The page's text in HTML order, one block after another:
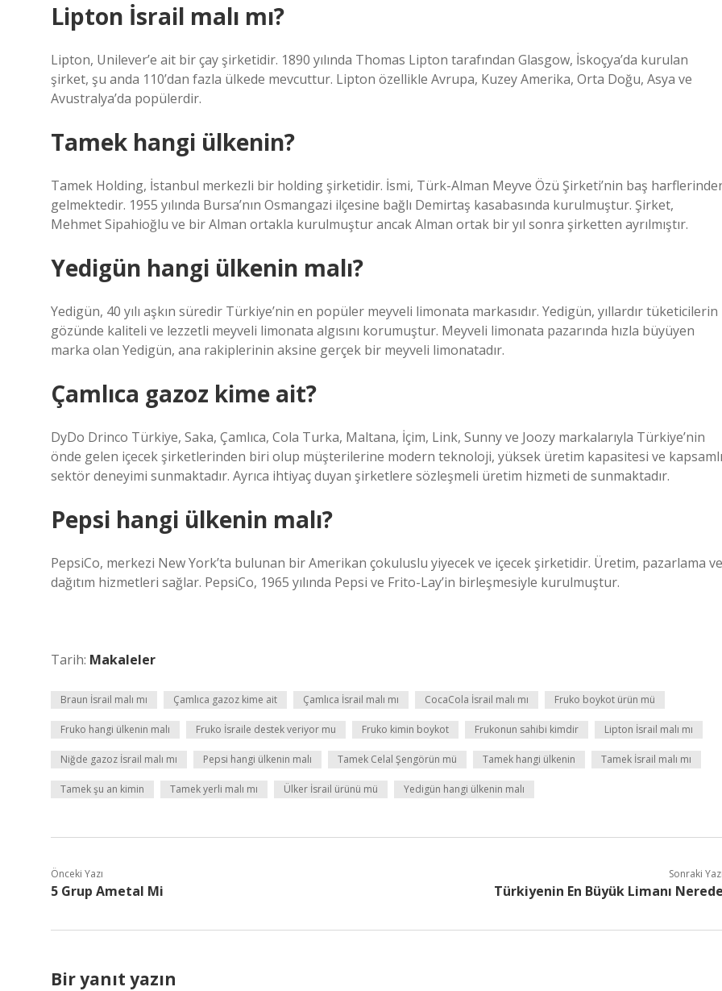
Lipton İsrail malı mı?
Lipton, Unilever’e ait bir çay şirketidir. 1890 yılında Thomas Lipton tarafından Glasgow, İskoçya’da kurulan
şirket, şu anda 110’dan fazla ülkede mevcuttur. Lipton özellikle Avrupa, Kuzey Amerika, Orta Doğu, Asya ve
Avustralya’da popülerdir.
Tamek hangi ülkenin?
Tamek Holding, İstanbul merkezli bir holding şirketidir. İsmi, Türk-Alman Meyve Özü Şirketi’nin baş
gelmektedir. 1955 yılında Bursa’nın Osmangazi ilçesine bağlı Demirtaş kasabasında kurulmuştur. Şirket,
Mehmet Sipahioğlu ve bir Alman ortakla kurulmuştur ancak Alman ortak bir yıl sonra şirketten ayrılmıştır.
Yedigün hangi ülkenin malı?
Yedigün, 40 yılı aşkın süredir Türkiye’nin en popüler meyveli limonata markasıdır. Yedigün, yıllardır tüketicilerin
gözünde kaliteli ve lezzetli meyveli limonata algısını korumuştur. Meyveli limonata pazarında hızla büyüyen
marka olan Yedigün, ana rakiplerinin aksine gerçek bir meyveli limonatadır.
Çamlıca gazoz kime ait?
DyDo Drinco Türkiye, Saka, Çamlıca, Cola Turka, Maltana, İçim, Link, Sunny ve Joozy markalarıyla Türkiye’nin
önde gelen içecek şirketlerinden biri olup müşterilerine modern teknoloji, yüksek üretim kapasitesi ve kapsamlı
sektör deneyimi sunmaktadır. Ayrıca ihtiyaç duyan şirketlere sözleşmeli üretim hizmeti de sunmaktadır.
Pepsi hangi ülkenin malı?
PepsiCo, merkezi New York’ta bulunan bir Amerikan çokuluslu yiyecek ve içecek şirketidir. Üretim, pazarlama ve
dağıtım hizmetleri sağlar. PepsiCo, 1965 yılında Pepsi ve Frito-Lay’in birleşmesiyle kurulmuştur.
Tarih: Makaleler
Braun İsrail malı mı Çamlıca gazoz kime ait Çamlıca İsrail malı mı CocaCola İsrail malı mı Fruko boykot ürün mü
Fruko hangi ülkenin malı Fruko İsraile destek veriyor mu Fruko kimin boykot Frukonun sahibi kimdir Lipton İsrail malı mı
Niğde gazoz İsrail malı mı Pepsi hangi ülkenin malı Tamek Celal Şengörün mü Tamek hangi ülkenin Tamek İsrail malı mı
Tamek şu an kimin Tamek yerli malı mı Ülker İsrail ürünü mü Yedigün hangi ülkenin malı
Önceki Yazı
5 Grup Ametal Mi
Sonraki
Türkiyenin En Büyük Limanı
Bir yanıt yazın